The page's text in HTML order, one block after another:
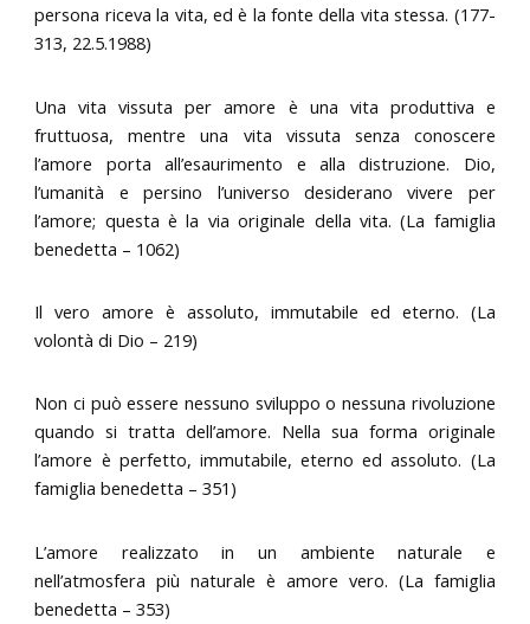
persona riceva la vita, ed è la fonte della vita stessa. (177-
313, 22.5.1988)
Una vita vissuta per amore è una vita produttiva e
fruttuosa, mentre una vita vissuta senza conoscere
l’amore porta all’esaurimento e alla distruzione. Dio,
l’umanità e persino l’universo desiderano vivere per
l’amore; questa è la via originale della vita. (La famiglia
benedetta – 1062)
Il vero amore è assoluto, immutabile ed eterno. (La
volontà di Dio – 219)
Non ci può essere nessuno sviluppo o nessuna rivoluzione
quando si tratta dell’amore. Nella sua forma originale
l’amore è perfetto, immutabile, eterno ed assoluto. (La
famiglia benedetta – 351)
L’amore realizzato in un ambiente naturale e
nell’atmosfera più naturale è amore vero. (La famiglia
benedetta – 353)